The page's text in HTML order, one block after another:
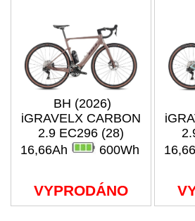
BH (2026)
iGRAVELX CARBON
2.9 EC296 (28)
16,66Ah
600Wh
VYPRODÁNO